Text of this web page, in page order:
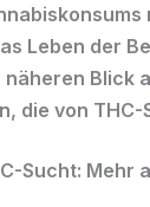
Leben der
Blick
die von
Sucht: Mehr